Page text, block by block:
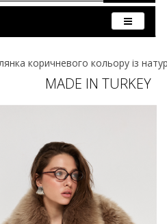
коричневого кольору із
MADE IN TURKEY